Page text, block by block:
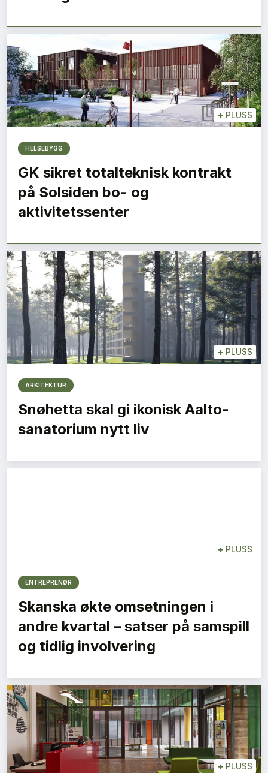
+ PLUSS
HELSEBYGG
GK sikret totalteknisk kontrakt
på Solsiden bo- og
aktivitetssenter
+ PLUSS
ARKITEKTUR
Snøhetta skal gi ikonisk Aalto-
sanatorium nytt liv
+ PLUSS
ENTREPRENØR
Skanska økte omsetningen i
andre kvartal – satser på samspill
og tidlig involvering
+ PLUSS